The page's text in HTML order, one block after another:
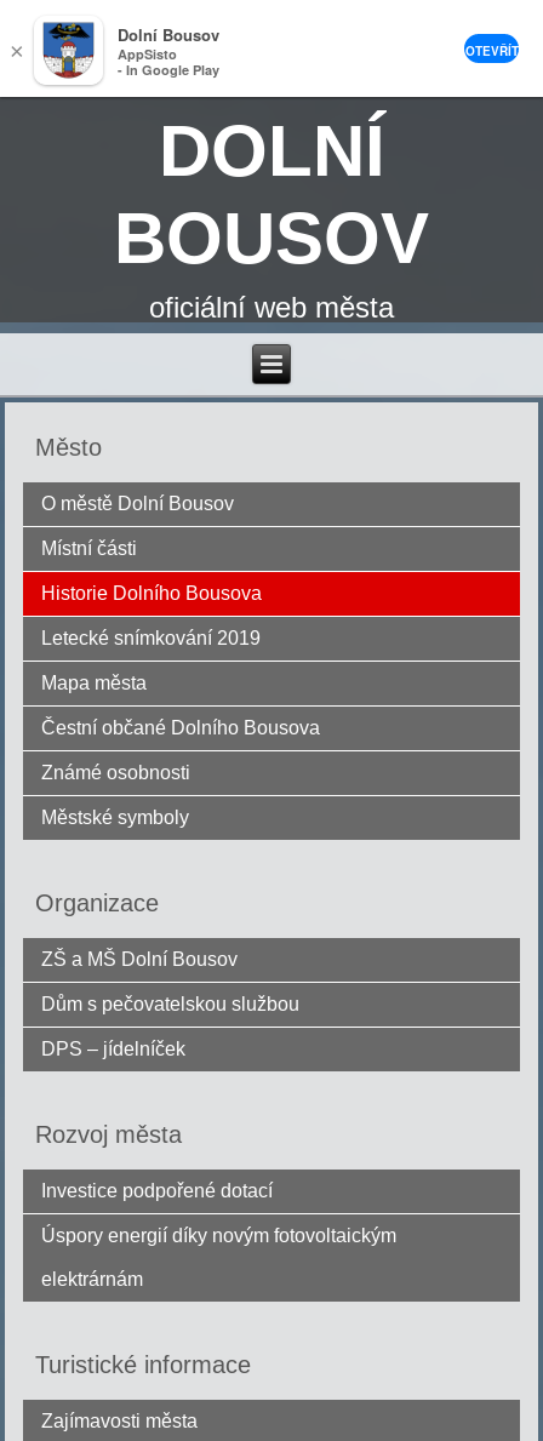
DOLNÍ
BOUSOV
oficiální web města
Město
O městě Dolní Bousov
Místní části
Historie Dolního Bousova
Letecké snímkování 2019
Mapa města
Čestní občané Dolního Bousova
Známé osobnosti
Městské symboly
Organizace
ZŠ a MŠ Dolní Bousov
Dům s pečovatelskou službou
DPS – jídelníček
Rozvoj města
Investice podpořené dotací
Úspory energií díky novým fotovoltaickým
elektrárnám
Turistické informace
Zajímavosti města
×
Dolní Bousov
AppSisto
- In Google Play
OTEVŘÍT